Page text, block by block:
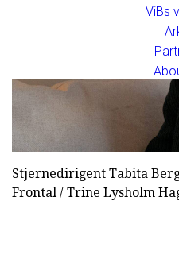
ViBs
Stjernedirigent Tabita
Frontal / Trine Lysholm